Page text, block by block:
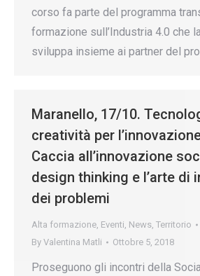
corso fa parte del programma
formazione sull’Industria 4.0 che
sviluppa insieme ai partner del
Maranello, 17/10.
creatività per
Caccia all’innovazione
design thinking e l’arte di
dei problemi
Alta formazione, Eventi, News, Territorio
By Valentina Matli Ottobre 5, 2018
Proseguono gli incontri della